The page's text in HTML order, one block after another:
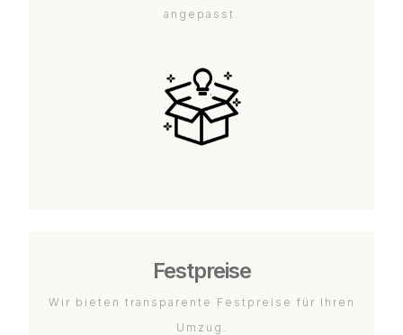
angepasst.
Festpreise
Wir bieten transparente Festpreise für Ihren
Umzug.